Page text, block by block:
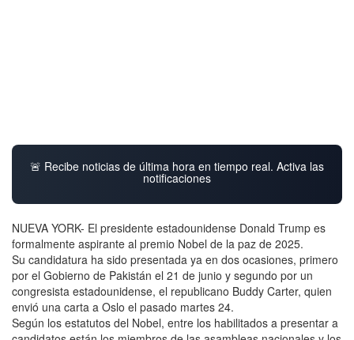
🚨 Recibe noticias de última hora en tiempo real. Activa las
notificaciones
NUEVA YORK- El presidente estadounidense Donald Trump es
formalmente aspirante al premio Nobel de la paz de 2025.
Su candidatura ha sido presentada ya en dos ocasiones, primero
por el Gobierno de Pakistán el 21 de junio y segundo por un
congresista estadounidense, el republicano Buddy Carter, quien
envió una carta a Oslo el pasado martes 24.
Según los estatutos del Nobel, entre los habilitados a presentar a